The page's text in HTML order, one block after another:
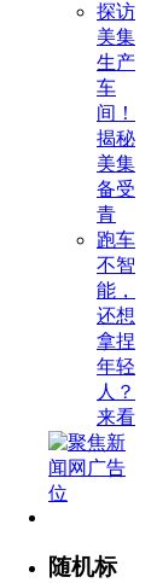
探访
美集
生产
车
间！
揭秘
美集
备受
青
跑车
不智
能，
还想
拿捏
年轻
人？
来看
随机标